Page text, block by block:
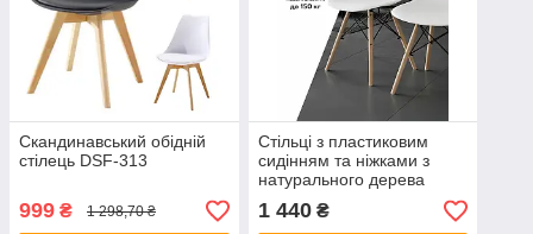
Скандинавський обідній
стілець DSF-313
999 ₴ 1 298,70 ₴
Стільці з пластиковим
сидінням та ніжками з
натурального дерева
DSF-310 White (2 шт)
1 440₴